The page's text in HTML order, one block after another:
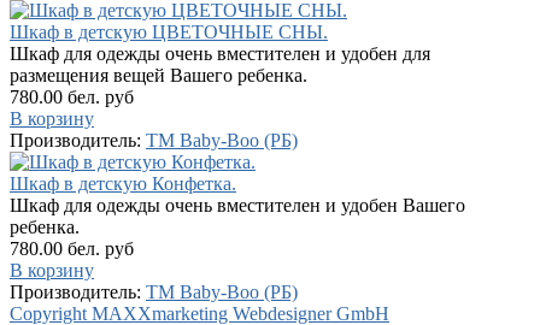
Шкаф в детскую ЦВЕТОЧНЫЕ СНЫ.
Шкаф для одежды очень вместителен и удобен для
размещения вещей Вашего ребенка.
780.00 бел. руб
В корзину
Производитель: TM Baby-Boo (РБ)
Шкаф в детскую Конфетка.
Шкаф для одежды очень вместителен и удобен Вашего
ребенка.
780.00 бел. руб
В корзину
Производитель: TM Baby-Boo (РБ)
Copyright MAXXmarketing Webdesigner GmbH